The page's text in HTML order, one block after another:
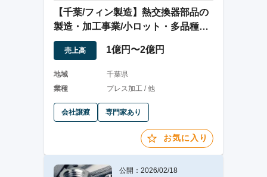
【千葉/フィン製造】熱交換器部品の
製造・加工事業/小ロット・多品種生
産・短納期
売上高 1億円〜2億円
地域
千葉県
業種
プレス加工 / 他
会社譲渡 専門家あり
お気に入り
公開：2026/02/18